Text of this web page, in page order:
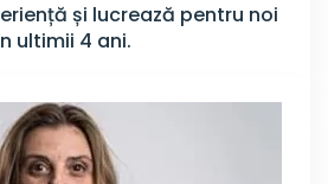
și lucrează pentru noi
ultimii 4 ani.